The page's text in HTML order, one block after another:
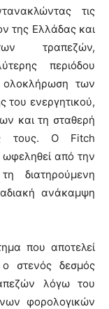
τις
της Ελλάδας και
τραπεζών,
περιόδου
ολοκλήρωση των
του ενεργητικού,
και τη σταθερή
τους. Ο Fitch
ωφεληθεί από την
διατηρούμενη
ανάκαμψη
που αποτελεί
ο στενός δεσμός
λόγω του
φορολογικών